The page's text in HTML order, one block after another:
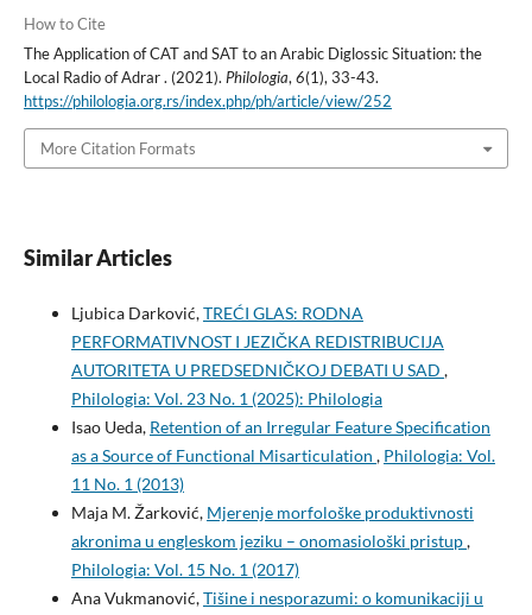
How to Cite
The Application of CAT and SAT to an Arabic Diglossic Situation: the
Local Radio of Adrar . (2021). Philologia, 6(1), 33-43.
https://philologia.org.rs/index.php/ph/article/view/252
More Citation Formats
Similar Articles
Ljubica Darković,TREĆI GLAS: RODNA
PERFORMATIVNOST I JEZIČKA REDISTRIBUCIJA
AUTORITETA U PREDSEDNIČKOJ DEBATI U SAD ,
Philologia: Vol. 23 No. 1 (2025): Philologia
Isao Ueda, Retention of an Irregular Feature Specification
as a Source of Functional Misarticulation , Philologia: Vol.
11 No. 1 (2013)
Maja M. Žarković, Mjerenje morfološke produktivnosti
akronima u engleskom jeziku – onomasiološki pristup,
Philologia: Vol. 15 No. 1 (2017)
Ana Vukmanović,Tišine i nesporazumi: o komunikaciji u